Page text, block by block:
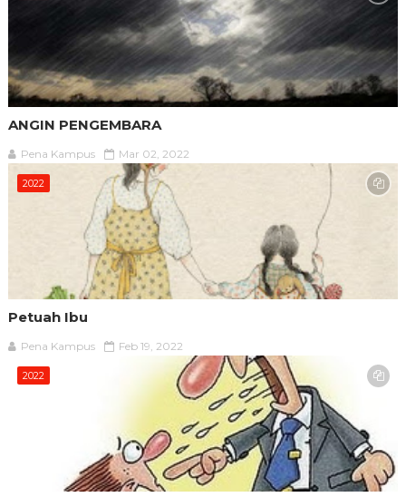
ANGIN PENGEMBARA
Pena Kampus Mar 02, 2022
2022
Petuah Ibu
Pena Kampus Feb 19, 2022
2022